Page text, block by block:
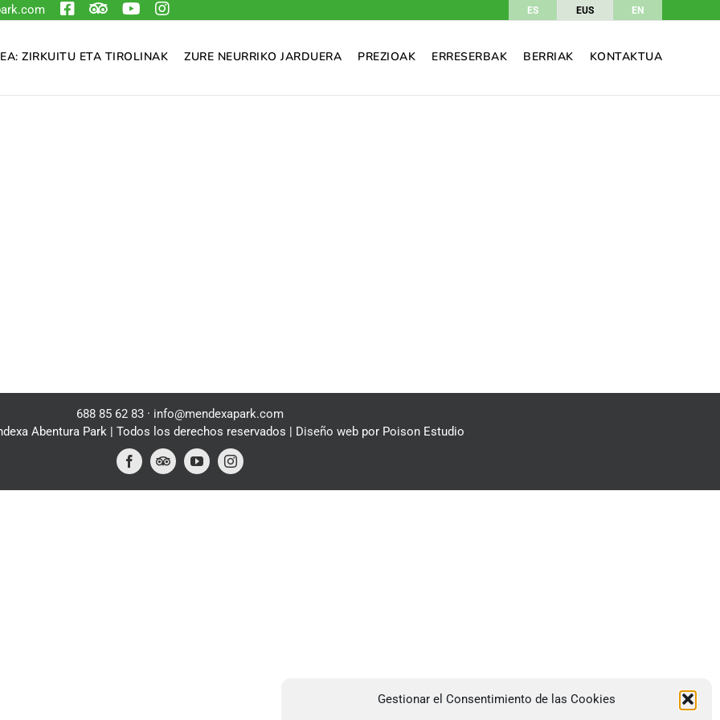
Gestionar el Consentimiento de las Cookies
ES EUS EN
ZIRKUITU ETA TIROLINAK ZURE NEURRIKO JARDUERA PREZIOAK ERRESERBAK BERRIAK KONTAKTUA
688 85 62 83 · info@mendexapark.com
Abentura Park | Todos los derechos reservados | Diseño webpor Poison Estudio